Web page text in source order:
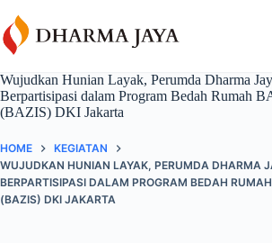
to
content
Wujudkan Hunian Layak, Perumda Dharma
Berpartisipasi dalam Program Bedah Rumah
(BAZIS) DKI Jakarta
HOME
KEGIATAN
WUJUDKAN HUNIAN LAYAK, PERUMDA DHARMA
BERPARTISIPASI DALAM PROGRAM BEDAH
(BAZIS) DKI JAKARTA